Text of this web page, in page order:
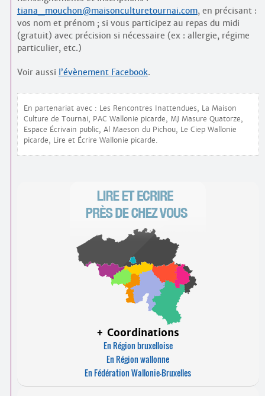
tiana_mouchon@maisonculturetournai.com, en précisant :
vos nom et prénom ; si vous participez au repas du midi
(gratuit) avec précision si nécessaire (ex : allergie, régime
particulier, etc.)
Voir aussi l’évènement Facebook.
En partenariat avec : Les Rencontres Inattendues, La Maison
Culture de Tournai, PAC Wallonie picarde, MJ Masure Quatorze,
Espace Écrivain public, Al Maeson du Pichou, Le Ciep Wallonie
picarde, Lire et Écrire Wallonie picarde.
+ Coordinations
En Région bruxelloise
En Région wallonne
En Fédération Wallonie-Bruxelles